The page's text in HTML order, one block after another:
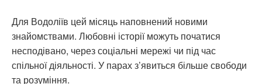
Для Водоліїв цей місяць наповнений новими
знайомствами. Любовні історії можуть початися
несподівано, через соціальні мережі чи під час
спільної діяльності. У парах з’явиться більше свободи
та розуміння.